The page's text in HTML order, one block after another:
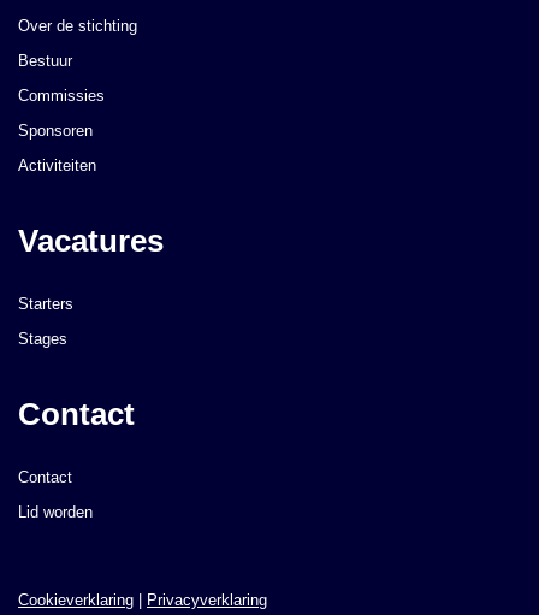
Over de stichting
Bestuur
Commissies
Sponsoren
Activiteiten
Vacatures
Starters
Stages
Contact
Contact
Lid worden
Cookieverklaring | Privacyverklaring